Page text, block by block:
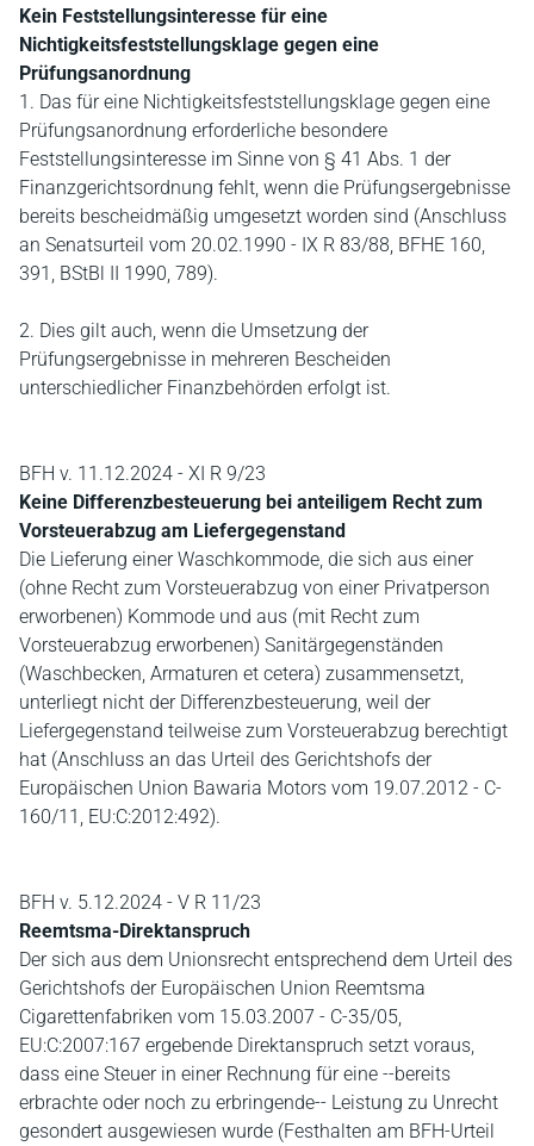
Kein Feststellungsinteresse für eine
Nichtigkeitsfeststellungsklage gegen eine
Prüfungsanordnung
1. Das für eine Nichtigkeitsfeststellungsklage gegen eine
Prüfungsanordnung erforderliche besondere
Feststellungsinteresse im Sinne von § 41 Abs. 1 der
Finanzgerichtsordnung fehlt, wenn die Prüfungsergebnisse
bereits bescheidmäßig umgesetzt worden sind (Anschluss
an Senatsurteil vom 20.02.1990 - IX R 83/88, BFHE 160,
391, BStBl II 1990, 789).
2. Dies gilt auch, wenn die Umsetzung der
Prüfungsergebnisse in mehreren Bescheiden
unterschiedlicher Finanzbehörden erfolgt ist.
BFH v. 11.12.2024 - XI R 9/23
Keine Differenzbesteuerung bei anteiligem Recht zum
Vorsteuerabzug am Liefergegenstand
Die Lieferung einer Waschkommode, die sich aus einer
(ohne Recht zum Vorsteuerabzug von einer Privatperson
erworbenen) Kommode und aus (mit Recht zum
Vorsteuerabzug erworbenen) Sanitärgegenständen
(Waschbecken, Armaturen et cetera) zusammensetzt,
unterliegt nicht der Differenzbesteuerung, weil der
Liefergegenstand teilweise zum Vorsteuerabzug berechtigt
hat (Anschluss an das Urteil des Gerichtshofs der
Europäischen Union Bawaria Motors vom 19.07.2012 - C-
160/11, EU:C:2012:492).
BFH v. 5.12.2024 - V R 11/23
Reemtsma-Direktanspruch
Der sich aus dem Unionsrecht entsprechend dem Urteil des
Gerichtshofs der Europäischen Union Reemtsma
Cigarettenfabriken vom 15.03.2007 - C-35/05,
EU:C:2007:167 ergebende Direktanspruch setzt voraus,
dass eine Steuer in einer Rechnung für eine ‑‑bereits
erbrachte oder noch zu erbringende‑‑ Leistung zu Unrecht
gesondert ausgewiesen wurde (Festhalten am BFH-Urteil